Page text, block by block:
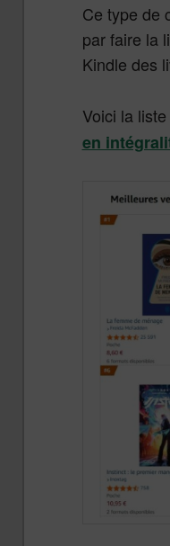
Ce type de
par faire la
Kindle des
Voici la liste
en